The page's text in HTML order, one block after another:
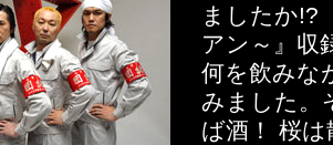
ましたか!?
アン～』収
何を飲みな
みました。
ば酒！ 桜